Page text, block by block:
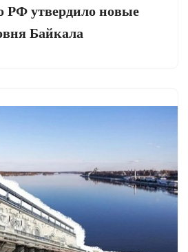
РФ утвердило новые
Байкала